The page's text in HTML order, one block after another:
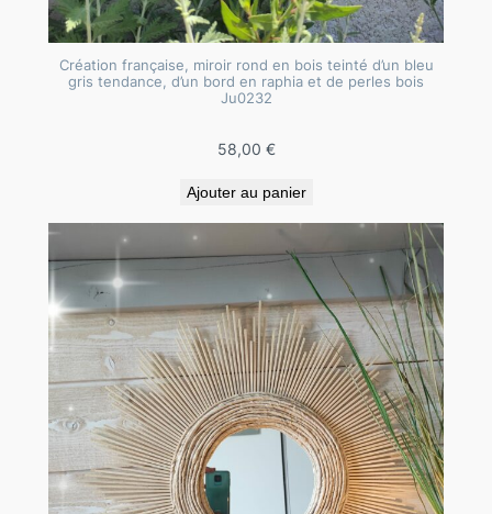
Création française, miroir rond en bois teinté d’un bleu
gris tendance, d’un bord en raphia et de perles bois
Ju0232
58,00 €
Ajouter au panier